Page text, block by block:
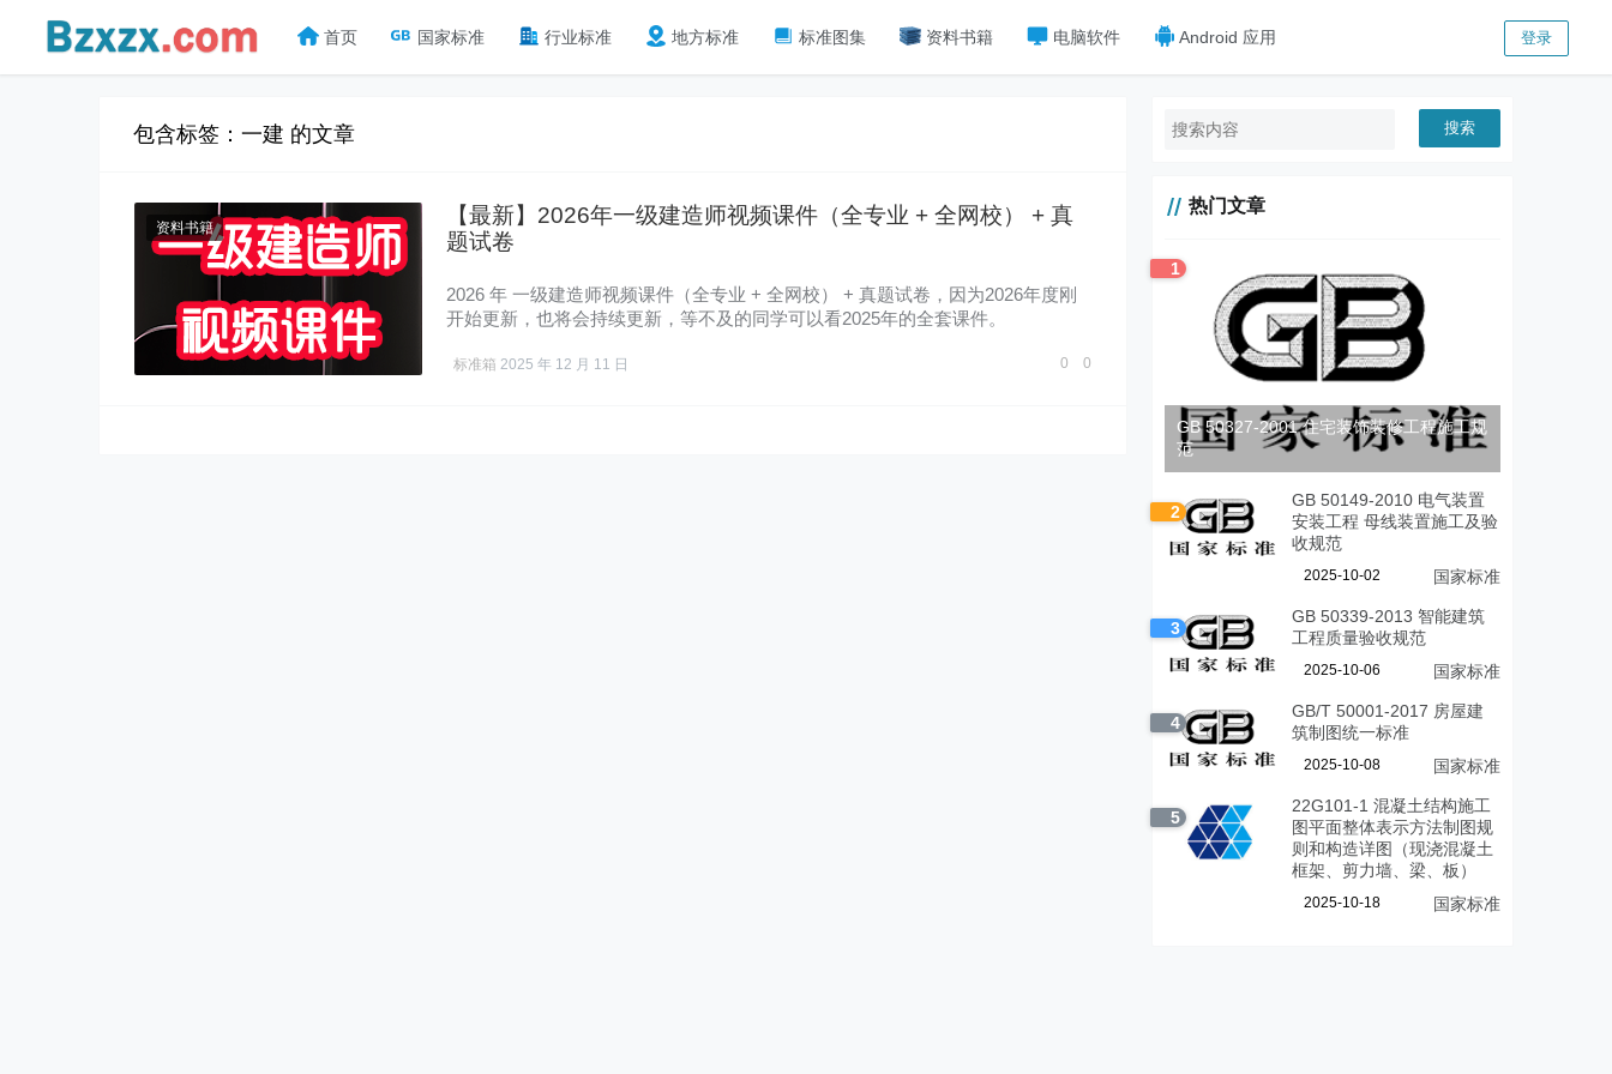
首页 国家标准 行业标准 地方标准 标准图集 资料书籍 电脑软件 Android 应用 登录
包含标签：一建 的文章
资料书籍
【最新】2026年一级建造师视频课件（全专业 + 全网校） + 真
题试卷
2026 年 一级建造师视频课件（全专业 + 全网校） + 真题试卷，因为2026年度刚
开始更新，也将会持续更新，等不及的同学可以看2025年的全套课件。
标准箱 2025 年 12 月 11 日 0 0
搜索
热门文章
1
GB 50327-2001 住宅装饰装修工程施工规
范
2
GB 50149-2010 电气装置
安装工程 母线装置施工及验
收规范
2025-10-02 国家标准
3
GB 50339-2013 智能建筑
工程质量验收规范
2025-10-06 国家标准
4
GB/T 50001-2017 房屋建
筑制图统一标准
2025-10-08 国家标准
5
22G101-1 混凝土结构施工
图平面整体表示方法制图规
则和构造详图（现浇混凝土
框架、剪力墙、梁、板）
2025-10-18 国家标准